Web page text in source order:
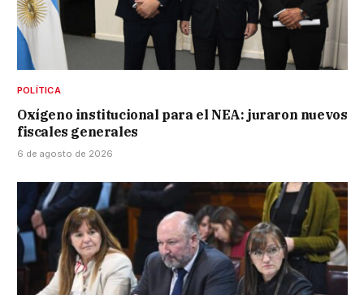
POLÍTICA
Oxígeno institucional para el NEA: juraron nuevos
fiscales generales
6 de agosto de 2026